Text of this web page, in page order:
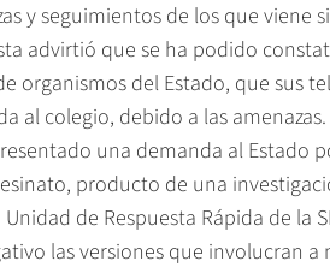
y seguimientos de los que viene
advirtió que se ha podido
organismos del Estado, que sus
al colegio, debido a las
una demanda al Estado
producto de una
Unidad de Respuesta Rápida de la
las versiones que involucran a